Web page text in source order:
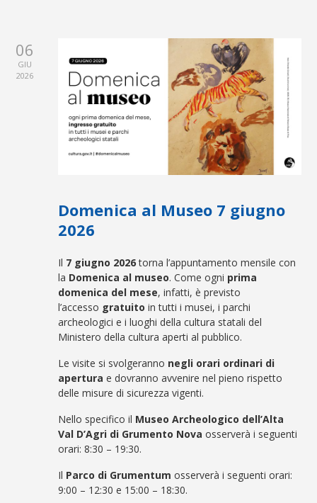
06
GIU
2026
Domenica al Museo 7 giugno
2026
Il 7 giugno 2026 torna l’appuntamento mensile con
la Domenica al museo. Come ogni prima
domenica del mese, infatti, è previsto
l’accesso gratuitoin tutti i musei, i parchi
archeologici e i luoghi della cultura statali del
Ministero della cultura aperti al pubblico.
Le visite si svolgeranno negli orari ordinari di
apertura e dovranno avvenire nel pieno rispetto
delle misure di sicurezza vigenti.
Nello specifico il Museo Archeologico dell’Alta
Val D’Agri di Grumento Nova osserverà i seguenti
orari: 8:30 – 19:30.
Il Parco di Grumentum osserverà i seguenti orari:
9:00 – 12:30 e 15:00 – 18:30.